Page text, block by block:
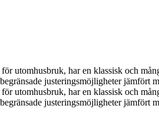
utomhusbruk, har en klassisk och
justeringsmöjligheter jämfört
utomhusbruk, har en klassisk och
justeringsmöjligheter jämfört